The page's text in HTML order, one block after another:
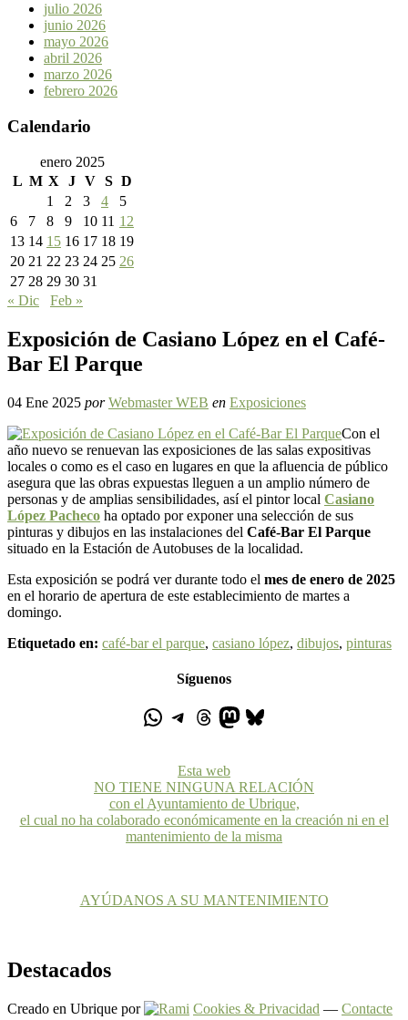
julio 2026
junio 2026
mayo 2026
abril 2026
marzo 2026
febrero 2026
Calendario
enero 2025
L M X J V S D
1
2 3 4
5
6
7 8 9 10 11 12
13 14 15 16 17 18 19
20 21 22 23 24 25 26
27 28 29 30 31
« Dic
Feb »
Exposición de Casiano López en el Café-
Bar El Parque
04 Ene 2025 por Webmaster WEB en Exposiciones
Con el
año nuevo se renuevan las exposiciones de las salas expositivas
locales o como es el caso en lugares en que la afluencia de público
asegura que las obras expuestas lleguen a un amplio número de
personas y de amplias sensibilidades, así el pintor local Casiano
López Pacheco ha optado por exponer una selección de sus
pinturas y dibujos en las instalaciones del Café-Bar El Parque
situado en la Estación de Autobuses de la localidad.
Esta exposición se podrá ver durante todo el mes de enero de 2025
en el horario de apertura de este establecimiento de martes a
domingo.
Etiquetado en: café-bar el parque, casiano lópez, dibujos, pinturas
Síguenos
Esta web
NO TIENE NINGUNA RELACIÓN
con el Ayuntamiento de Ubrique,
el cual no ha colaborado económicamente en la creación ni en el
mantenimiento de la misma
AYÚDANOS A SU MANTENIMIENTO
Destacados
Creado en Ubrique por Cookies & Privacidad — Contacte